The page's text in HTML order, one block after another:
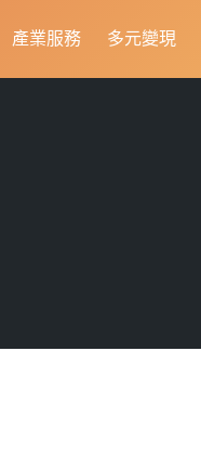
產業服務 多元變現